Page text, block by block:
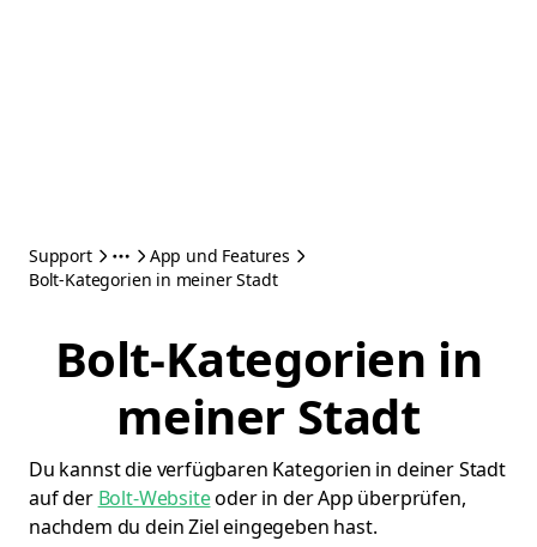
Support
App und Features
Bolt-Kategorien in meiner Stadt
Bolt-Kategorien in
meiner Stadt
Du kannst die verfügbaren Kategorien in deiner Stadt
auf der Bolt-Websiteoder in der App überprüfen,
nachdem du dein Ziel eingegeben hast.